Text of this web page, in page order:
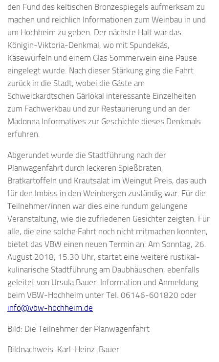
den Fund des keltischen Bronzespiegels aufmerksam zu
machen und reichlich Informationen zum Weinbau in und
um Hochheim zu geben. Der nächste Halt war das
Königin-Viktoria-Denkmal, wo mit Spundekäs,
Käsewürfeln und einem Glas Sommerwein eine Pause
eingelegt wurde. Nach dieser Stärkung ging die Fahrt
zurück in die Stadt, wobei die Gäste am
Schweickardtschen Gärlokal interessante Einzelheiten
zum Fachwerkbau und zur Restaurierung und an der
Madonna Informatives zur Geschichte dieses Denkmals
erfuhren.
Abgerundet wurde die Stadtführung nach der
Planwagenfahrt durch leckeren Spießbraten,
Bratkartoffeln und Krautsalat im Weingut Preis, das auch
für den Imbiss in den Weinbergen zuständig war. Für die
Teilnehmer/innen war dies eine rundum gelungene
Veranstaltung, wie die zufriedenen Gesichter zeigten. Für
alle, die eine solche Fahrt noch nicht mitmachen konnten,
bietet das VBW einen neuen Termin an: Am Sonntag, 26.
August 2018, 15.30 Uhr, startet eine weitere rustikal-
kulinarische Stadtführung am Daubhäuschen, ebenfalls
geleitet von Ursula Bauer. Information und Anmeldung
beim VBW-Hochheim unter Tel. 06146-601820 oder
info@vbw-hochheim.de
Bild: Die Teilnehmer der Planwagenfahrt
Bildnachweis: Karl-Heinz-Bauer